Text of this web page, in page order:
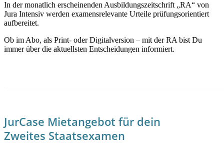
In der monatlich erscheinenden Ausbildungszeitschrift „RA“ von
Jura Intensiv werden examensrelevante Urteile prüfungsorientiert
aufbereitet.
Ob im Abo, als Print- oder Digitalversion – mit der RA bist Du
immer über die aktuellsten Entscheidungen informiert.
JurCase Mietangebot für dein
Zweites Staatsexamen